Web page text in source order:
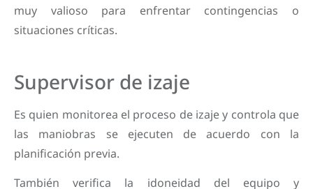
muy valioso para enfrentar contingencias o
situaciones críticas.
Supervisor de izaje
Es quien monitorea el proceso de izaje y controla que
las maniobras se ejecuten de acuerdo con la
planificación previa.
También verifica la idoneidad del equipo y